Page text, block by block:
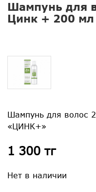
Шампунь для
Цинк + 200 мл
Шампунь для волос
«ЦИНК+»
1 300 тг
Нет в наличии